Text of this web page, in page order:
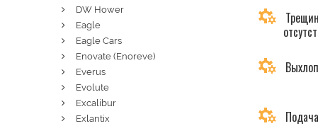
DW Hower
Eagle
Eagle Cars
Enovate (Enoreve)
Everus
Evolute
Excalibur
Exlantix